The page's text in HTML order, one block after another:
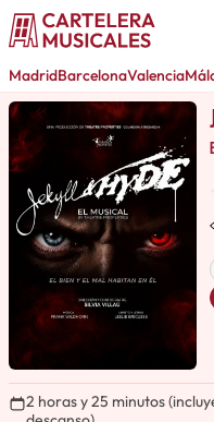
MadridBarcelonaValencia
2 horas y 25 minutos